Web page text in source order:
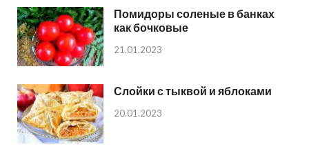
Помидоры соленые в банках
как бочковые
21.01.2023
Слойки с тыквой и яблоками
20.01.2023